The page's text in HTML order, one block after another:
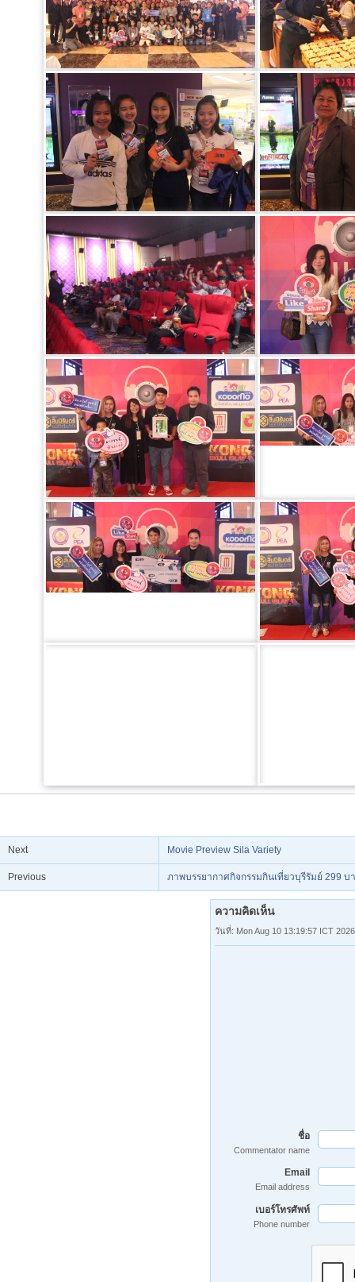
Next Movie Preview Sila Variety
Previous ภาพบรรยากาศกิจกรรมกินเที่ยวบุรีรัมย์ 299 บ
ความคิดเห็น
วันที่: Mon Aug 10 13:19:57 ICT 2026
ชื่อ
Commentator name
Email
Email address
เบอร์โทรศัพท์
Phone number